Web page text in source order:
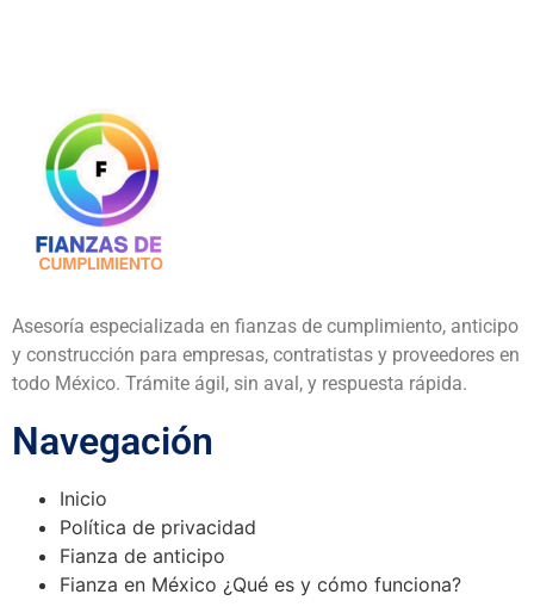
Asesoría especializada en fianzas de cumplimiento, anticipo
y construcción para empresas, contratistas y proveedores en
todo México. Trámite ágil, sin aval, y respuesta rápida.
Navegación
Inicio
Política de privacidad
Fianza de anticipo
Fianza en México ¿Qué es y cómo funciona?